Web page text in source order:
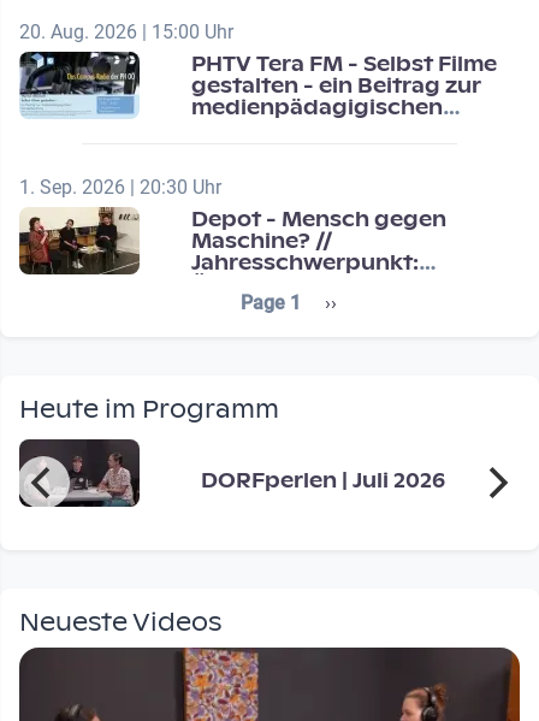
20. Aug. 2026 | 15:00 Uhr
PHTV Tera FM - Selbst Filme
gestalten - ein Beitrag zur
medienpädagigischen
1. Sep. 2026 | 20:30 Uhr
Depot - Mensch gegen
Maschine? //
Jahresschwerpunkt:
Seitennummerierung
Page 1 Next page
››
Heute im Programm
DORFperlen | Juli 2026
Neueste Videos